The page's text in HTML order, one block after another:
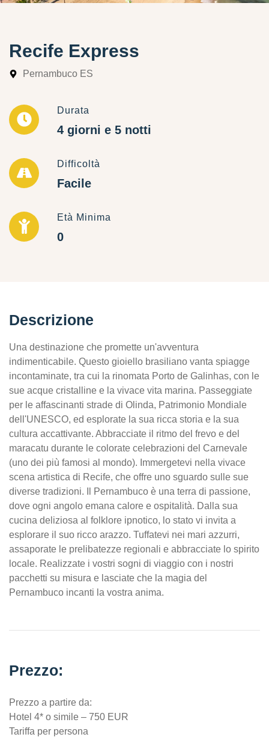
Recife Express
Pernambuco ES
Durata
4 giorni e 5 notti
Difficoltà
Facile
Età Minima
0
Descrizione
Una destinazione che promette un'avventura
indimenticabile. Questo gioiello brasiliano vanta spiagge
incontaminate, tra cui la rinomata Porto de Galinhas, con le
sue acque cristalline e la vivace vita marina. Passeggiate
per le affascinanti strade di Olinda, Patrimonio Mondiale
dell'UNESCO, ed esplorate la sua ricca storia e la sua
cultura accattivante. Abbracciate il ritmo del frevo e del
maracatu durante le colorate celebrazioni del Carnevale
(uno dei più famosi al mondo). Immergetevi nella vivace
scena artistica di Recife, che offre uno sguardo sulle sue
diverse tradizioni. Il Pernambuco è una terra di passione,
dove ogni angolo emana calore e ospitalità. Dalla sua
cucina deliziosa al folklore ipnotico, lo stato vi invita a
esplorare il suo ricco arazzo. Tuffatevi nei mari azzurri,
assaporate le prelibatezze regionali e abbracciate lo spirito
locale. Realizzate i vostri sogni di viaggio con i nostri
pacchetti su misura e lasciate che la magia del
Pernambuco incanti la vostra anima.
Prezzo:
Prezzo a partire da:
Hotel 4* o simile – 750 EUR
Tariffa per persona